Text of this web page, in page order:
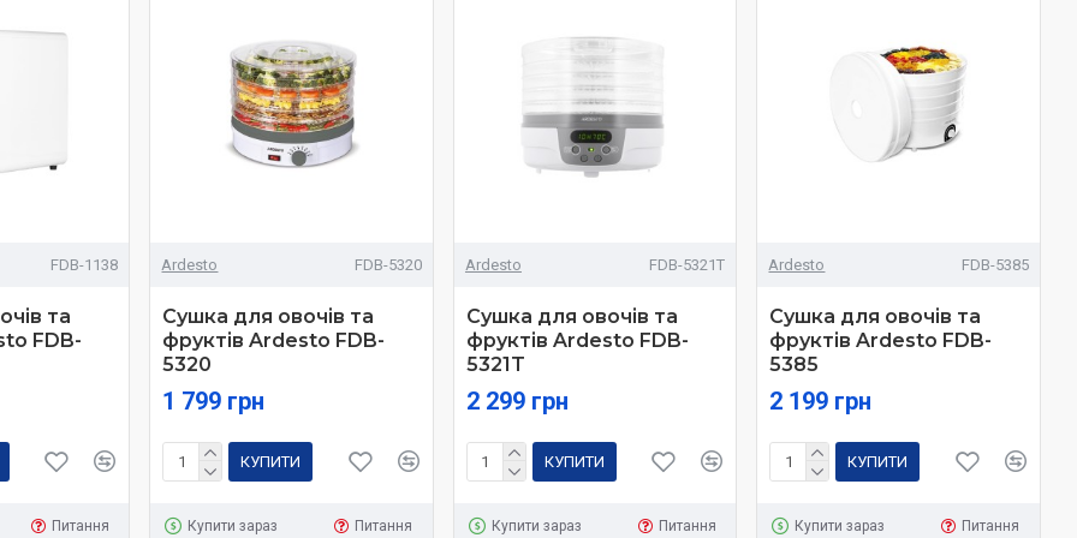
FDB-1138
та
FDB-
Питання
Ardesto FDB-5320
Сушка для овочів та
фруктів Ardesto FDB-
5320
1 799 грн
КУПИТИ
Купити зараз Питання
Ardesto FDB-5321T
Сушка для овочів та
фруктів Ardesto FDB-
5321T
2 299 грн
КУПИТИ
Купити зараз Питання
Ardesto FDB-5385
Сушка для овочів та
фруктів Ardesto FDB-
5385
2 199 грн
КУПИТИ
Купити зараз Питання